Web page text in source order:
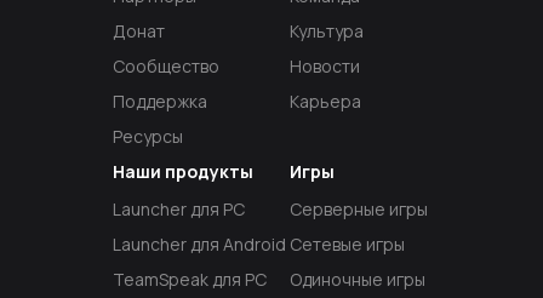
Донат
Сообщество
Поддержка
Ресурсы
Наши продукты
Launcher для PC
Launcher для Android
TeamSpeak для PC
Игры
Серверные игры
Сетевые игры
Одиночные игры
Культура
Новости
Карьера